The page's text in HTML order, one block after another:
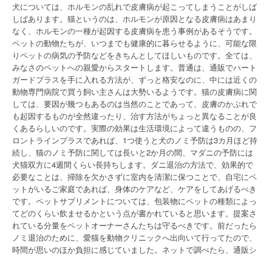
犬については、ホルモンの乱れで皮膚病が起こってしまうことがしば
しばあります。猫というのは、ホルモンが原因となる皮膚病はあまり
なく、ホルモンの一種が起因する皮膚病を患う事例があるそうです。
ペットの動物たちが、いつまでも健康的に暮らせるように、可能な限
りペットの病気の予防などをきちんとしてほしいものです。全ては、
みなさのペットへの親愛からスタートします。普通は、通販でハート
ガードプラスを手に入れる方法が、ずっと格安なのに、中には近くの
動物専門病院で買う飼い主さんは大勢いるようです。猫の皮膚病に関
しては、要因が幾つもあるのは当然のことであって、皮膚のかぶれで
も起因するものが全然違ったり、治す方法がちょっと異なることが良
くあるらしいのです。実際の効果は生活環境によって違うものの、フ
ロントラインプラスであれば、1つ使うと犬のノミ予防は3カ月ほど持
続し、猫のノミ予防に関しては長いと2か月の間、マダニの予防には
犬猫双方に4週間くらい長持ちします。ダニ退治の方法で、効果的で
必要なことは、掃除を欠かさずに室内を清潔に保つことで、自宅にペ
ットがいるご家庭であれば、身体のケアなど、ケアをしてあげるべき
です。ペットサプリメントについては、包装物にペットの種類によっ
てどのくらい飲ませるかという点が書かれていると思います。提案さ
れている分量をペットオーナーさんたちは守るべきです。前だったら
ノミ退治のために、愛猫を動物クリニックへ出向いて行ってたので、
時間が思いのほか負担に感じていました。ネットで調べたら、通販シ